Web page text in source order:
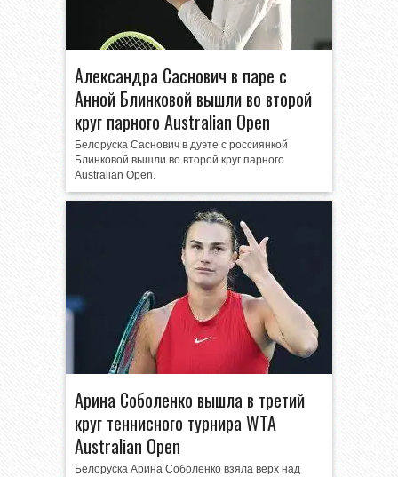
Александра Саснович в паре с
Анной Блинковой вышли во второй
круг парного Australian Open
Белоруска Саснович в дуэте с россиянкой
Блинковой вышли во второй круг парного
Australian Open.
Арина Соболенко вышла в третий
круг теннисного турнира WTA
Australian Open
Белоруска Арина Соболенко взяла верх над